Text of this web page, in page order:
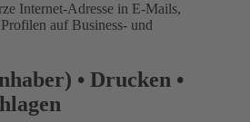
Internet-Adresse in E-Mails,
auf Business- und
• Drucken •